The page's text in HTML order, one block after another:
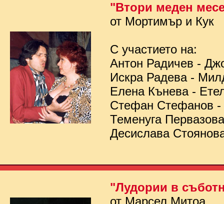
"Втори меден
от Мортимър и Кук
С участието на:
Антон Радичев -
Искра Радева -
Елена Кънева -
Стефан Стефанов
Теменуга
Десислава
"Лудории в
от Марсел Митоа